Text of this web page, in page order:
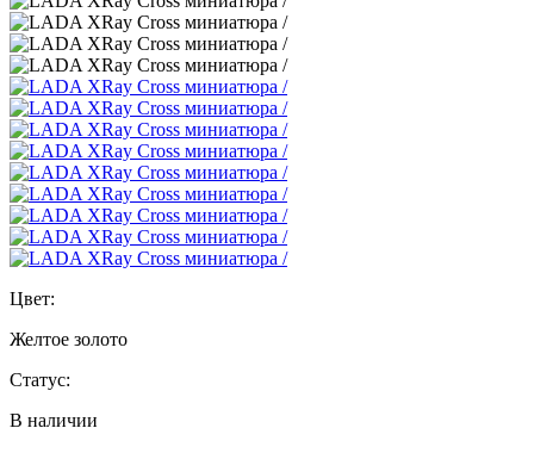
Цвет:
Желтое золото
Статус:
В наличии